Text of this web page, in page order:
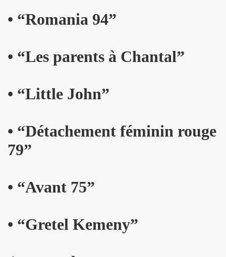
• “Romania 94”
• “Les parents à Chantal”
• “Little John”
• “Détachement féminin rouge
79”
• “Avant 75”
• “Gretel Kemeny”
: ils ne se quitteront jamais", par FRANCOIS
"Rallumeurs d'etoiles") le 2 juillet 2016 a DOMONT (95) :
"1976-2016" le 22 avril 2016 aux RENDEZ VOUS D
chansons de JACQUES DUVALL) le 25 mars 2016 a l
+ concert le 5 decembre 2015 a LA